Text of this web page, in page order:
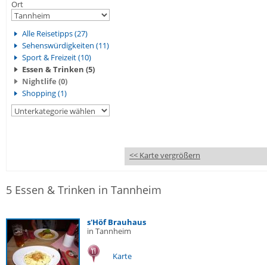
Ort
Alle Reisetipps (27)
Sehenswürdigkeiten (11)
Sport & Freizeit (10)
Essen & Trinken (5)
Nightlife (0)
Shopping (1)
<< Karte vergrößern
5 Essen & Trinken in Tannheim
s'Höf Brauhaus
in Tannheim
Karte